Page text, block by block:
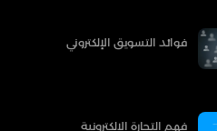
فوائد التسويق الإلكتروني
فهم التجارة الإلكترونية